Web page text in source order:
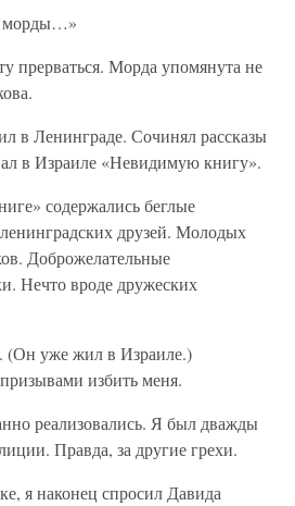
морды…»
прерваться. Морда упомянута не
в Ленинграде. Сочинял рассказы
в Израиле «Невидимую книгу».
содержались беглые
друзей. Молодых
Доброжелательные
Нечто вроде дружеских
(Он уже жил в Израиле.)
избить меня.
реализовались. Я был дважды
Правда, за другие грехи.
я наконец спросил Давида